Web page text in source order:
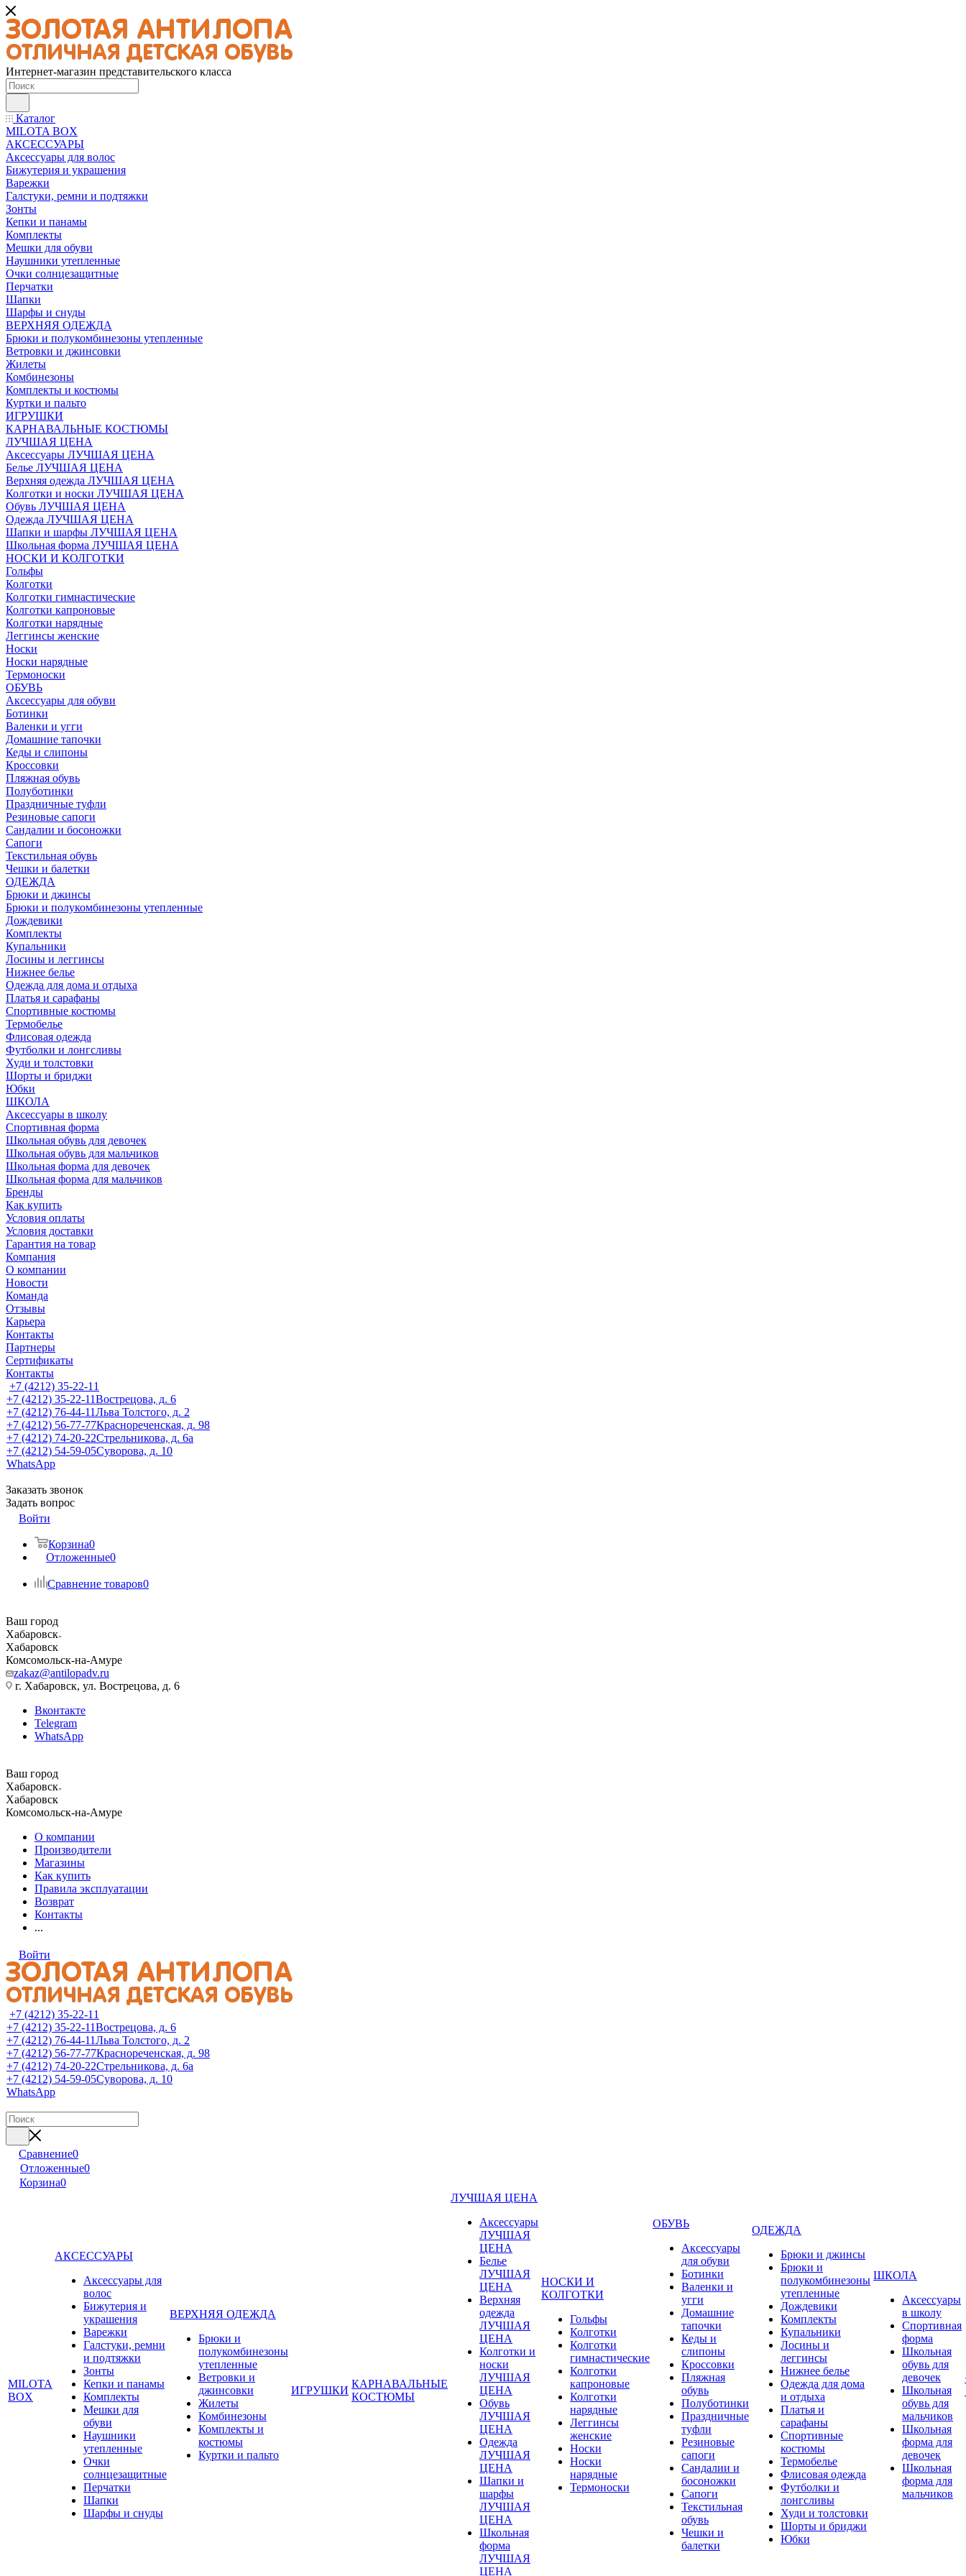
Интернет-магазин представительского класса
Каталог
MILOTA BOX
АКСЕССУАРЫ
Аксессуары для волос
Бижутерия и украшения
Варежки
Галстуки, ремни и подтяжки
Зонты
Кепки и панамы
Комплекты
Мешки для обуви
Наушники утепленные
Очки солнцезащитные
Перчатки
Шапки
Шарфы и снуды
ВЕРХНЯЯ ОДЕЖДА
Брюки и полукомбинезоны утепленные
Ветровки и джинсовки
Жилеты
Комбинезоны
Комплекты и костюмы
Куртки и пальто
ИГРУШКИ
КАРНАВАЛЬНЫЕ КОСТЮМЫ
ЛУЧШАЯ ЦЕНА
Аксессуары ЛУЧШАЯ ЦЕНА
Белье ЛУЧШАЯ ЦЕНА
Верхняя одежда ЛУЧШАЯ ЦЕНА
Колготки и носки ЛУЧШАЯ ЦЕНА
Обувь ЛУЧШАЯ ЦЕНА
Одежда ЛУЧШАЯ ЦЕНА
Шапки и шарфы ЛУЧШАЯ ЦЕНА
Школьная форма ЛУЧШАЯ ЦЕНА
НОСКИ И КОЛГОТКИ
Гольфы
Колготки
Колготки гимнастические
Колготки капроновые
Колготки нарядные
Леггинсы женские
Носки
Носки нарядные
Термоноски
ОБУВЬ
Аксессуары для обуви
Ботинки
Валенки и угги
Домашние тапочки
Кеды и слипоны
Кроссовки
Пляжная обувь
Полуботинки
Праздничные туфли
Резиновые сапоги
Сандалии и босоножки
Сапоги
Текстильная обувь
Чешки и балетки
ОДЕЖДА
Брюки и джинсы
Брюки и полукомбинезоны утепленные
Дождевики
Комплекты
Купальники
Лосины и леггинсы
Нижнее белье
Одежда для дома и отдыха
Платья и сарафаны
Спортивные костюмы
Термобелье
Флисовая одежда
Футболки и лонгсливы
Худи и толстовки
Шорты и бриджи
Юбки
ШКОЛА
Аксессуары в школу
Спортивная форма
Школьная обувь для девочек
Школьная обувь для мальчиков
Школьная форма для девочек
Школьная форма для мальчиков
Бренды
Как купить
Условия оплаты
Условия доставки
Гарантия на товар
Компания
О компании
Новости
Команда
Отзывы
Карьера
Контакты
Партнеры
Сертификаты
Контакты
+7 (4212) 35-22-11
+7 (4212) 35-22-11Вострецова, д. 6
+7 (4212) 76-44-11Льва Толстого, д. 2
+7 (4212) 56-77-77Краснореченская, д. 98
+7 (4212) 74-20-22Стрельникова, д. 6а
+7 (4212) 54-59-05Суворова, д. 10
WhatsApp
Заказать звонок
Задать вопрос
Войти
Корзина0
Отложенные0
Сравнение товаров0
Ваш город
Хабаровск
Хабаровск
Комсомольск-на-Амуре
zakaz@antilopadv.ru
г. Хабаровск, ул. Вострецова, д. 6
Вконтакте
Telegram
WhatsApp
Ваш город
Хабаровск
Хабаровск
Комсомольск-на-Амуре
О компании
Производители
Магазины
Как купить
Правила эксплуатации
Возврат
Контакты
...
Войти
+7 (4212) 35-22-11
+7 (4212) 35-22-11Вострецова, д. 6
+7 (4212) 76-44-11Льва Толстого, д. 2
+7 (4212) 56-77-77Краснореченская, д. 98
+7 (4212) 74-20-22Стрельникова, д. 6а
+7 (4212) 54-59-05Суворова, д. 10
WhatsApp
Сравнение0
Отложенные0
Корзина0
MILOTA
BOX
АКСЕССУАРЫ
Аксессуары для
волос
Бижутерия и
украшения
Варежки
Галстуки, ремни
и подтяжки
Зонты
Кепки и панамы
Комплекты
Мешки для
обуви
Наушники
утепленные
Очки
солнцезащитные
Перчатки
Шапки
Шарфы и снуды
ВЕРХНЯЯ ОДЕЖДА
Брюки и
полукомбинезоны
утепленные
Ветровки и
джинсовки
Жилеты
Комбинезоны
Комплекты и
костюмы
Куртки и пальто
ИГРУШКИ
КАРНАВАЛЬНЫЕ
КОСТЮМЫ
ЛУЧШАЯ ЦЕНА
Аксессуары
ЛУЧШАЯ
ЦЕНА
Белье
ЛУЧШАЯ
ЦЕНА
Верхняя
одежда
ЛУЧШАЯ
ЦЕНА
Колготки и
носки
ЛУЧШАЯ
ЦЕНА
Обувь
ЛУЧШАЯ
ЦЕНА
Одежда
ЛУЧШАЯ
ЦЕНА
Шапки и
шарфы
ЛУЧШАЯ
ЦЕНА
Школьная
форма
ЛУЧШАЯ
ЦЕНА
НОСКИ И
КОЛГОТКИ
Гольфы
Колготки
Колготки
гимнастические
Колготки
капроновые
Колготки
нарядные
Леггинсы
женские
Носки
Носки
нарядные
Термоноски
ОБУВЬ
Аксессуары
для обуви
Ботинки
Валенки и
угги
Домашние
тапочки
Кеды и
слипоны
Кроссовки
Пляжная
обувь
Полуботинки
Праздничные
туфли
Резиновые
сапоги
Сандалии и
босоножки
Сапоги
Текстильная
обувь
Чешки и
балетки
ОДЕЖДА
Брюки и джинсы
Брюки и
полукомбинезоны
утепленные
Дождевики
Комплекты
Купальники
Лосины и
леггинсы
Нижнее белье
Одежда для дома
и отдыха
Платья и
сарафаны
Спортивные
костюмы
Термобелье
Флисовая одежда
Футболки и
лонгсливы
Худи и толстовки
Шорты и бриджи
Юбки
ШКОЛА
Аксессуары
в школу
Спортивная
форма
Школьная
обувь для
девочек
Школьная
обувь для
мальчиков
Школьная
форма для
девочек
Школьная
форма для
мальчиков